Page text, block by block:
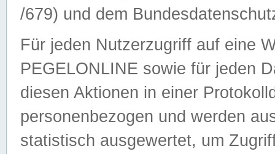
/679) und dem
Für jeden Nutzerzugriff auf eine
PEGELONLINE sowie für jeden
diesen Aktionen in einer
personenbezogen und werden
statistisch ausgewertet, um